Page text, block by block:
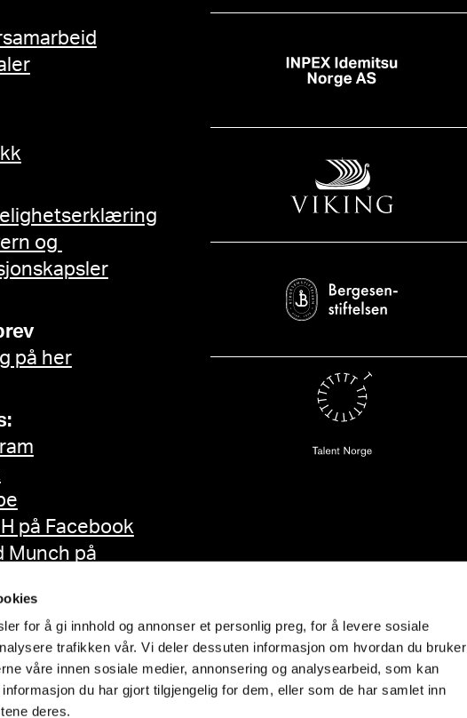
for å gi innhold og annonser et personlig preg, for å levere sosiale
trafikken vår. Vi deler dessuten informasjon om hvordan du bruker
våre innen sosiale medier, annonsering og analysearbeid, som kan
du har gjort tilgjengelig for dem, eller som de har samlet inn
deres.
og
på her
på Facebook
Munch på